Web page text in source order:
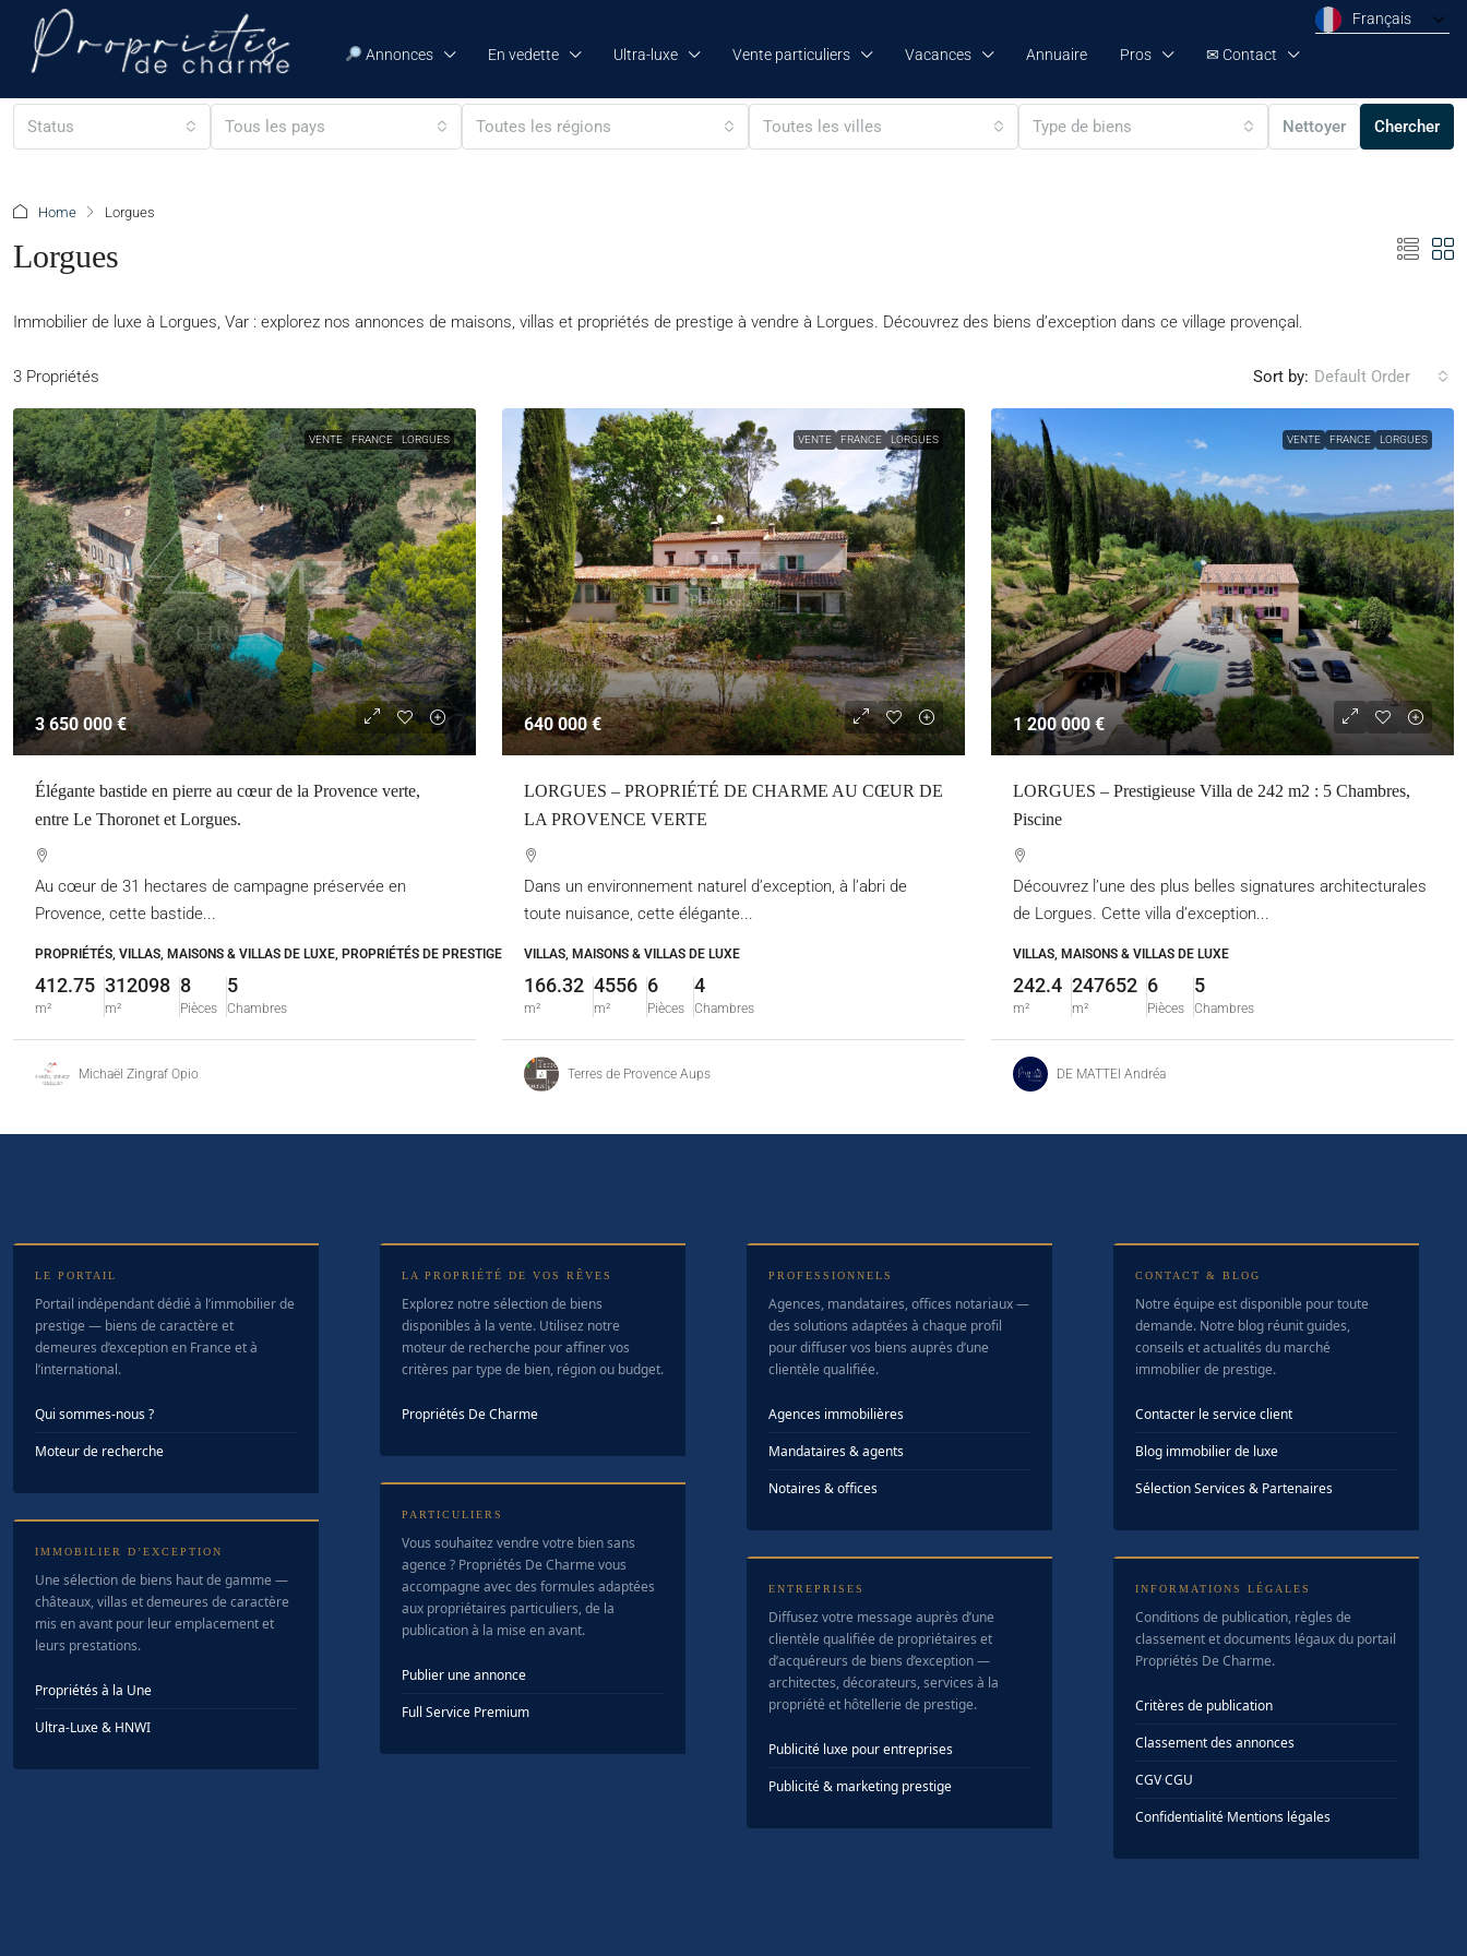
Annonces En vedette Ultra-luxe Vente particuliers Vacances Annuaire Pros ✉ Contact
Français
Status Tous les pays Toutes les régions Toutes les villes Type de biens Nettoyer Chercher
Home Lorgues
Lorgues
Immobilier de luxe à Lorgues, Var : explorez nos annonces de maisons, villas et propriétés de prestige à vendre à Lorgues. Découvrez des biens d’exception dans ce village provençal.
3 Propriétés Sort by: Default Order
VENTE FRANCE LORGUES
3 650 000 €
Élégante bastide en pierre au cœur de la Provence verte,
entre Le Thoronet et Lorgues.
Au cœur de 31 hectares de campagne préservée en
Provence, cette bastide...
PROPRIÉTÉS, VILLAS, MAISONS & VILLAS DE LUXE, PROPRIÉTÉS DE PRESTIGE
412.75
m²
312098
m²
8
Pièces
5
Chambres
Michaël Zingraf Opio
VENTE FRANCE LORGUES
640 000 €
LORGUES – PROPRIÉTÉ DE CHARME AU CŒUR DE
LA PROVENCE VERTE
Dans un environnement naturel d’exception, à l’abri de
toute nuisance, cette élégante...
VILLAS, MAISONS & VILLAS DE LUXE
166.32
m²
4556
m²
6
Pièces
4
Chambres
Terres de Provence Aups
VENTE FRANCE LORGUES
1 200 000 €
LORGUES – Prestigieuse Villa de 242 m2 : 5 Chambres,
Piscine
Découvrez l’une des plus belles signatures architecturales
de Lorgues. Cette villa d’exception...
VILLAS, MAISONS & VILLAS DE LUXE
242.4
m²
247652
m²
6
Pièces
5
Chambres
DE MATTEI Andréa
LE PORTAIL
Portail indépendant dédié à l’immobilier de
prestige — biens de caractère et
demeures d’exception en France et à
l’international.
Qui sommes-nous ?
Moteur de recherche
IMMOBILIER D’EXCEPTION
Une sélection de biens haut de gamme —
châteaux, villas et demeures de caractère
mis en avant pour leur emplacement et
leurs prestations.
Propriétés à la Une
Ultra-Luxe & HNWI
LA PROPRIÉTÉ DE VOS RÊVES
Explorez notre sélection de biens
disponibles à la vente. Utilisez notre
moteur de recherche pour affiner vos
critères par type de bien, région ou budget.
Propriétés De Charme
PARTICULIERS
Vous souhaitez vendre votre bien sans
agence ? Propriétés De Charme vous
accompagne avec des formules adaptées
aux propriétaires particuliers, de la
publication à la mise en avant.
Publier une annonce
Full Service Premium
PROFESSIONNELS
Agences, mandataires, offices notariaux —
des solutions adaptées à chaque profil
pour diffuser vos biens auprès d’une
clientèle qualifiée.
Agences immobilières
Mandataires & agents
Notaires & offices
ENTREPRISES
Diffusez votre message auprès d’une
clientèle qualifiée de propriétaires et
d’acquéreurs de biens d’exception —
architectes, décorateurs, services à la
propriété et hôtellerie de prestige.
Publicité luxe pour entreprises
Publicité & marketing prestige
CONTACT & BLOG
Notre équipe est disponible pour toute
demande. Notre blog réunit guides,
conseils et actualités du marché
immobilier de prestige.
Contacter le service client
Blog immobilier de luxe
Sélection Services & Partenaires
INFORMATIONS LÉGALES
Conditions de publication, règles de
classement et documents légaux du portail
Propriétés De Charme.
Critères de publication
Classement des annonces
CGV·CGU
Confidentialité·Mentions légales